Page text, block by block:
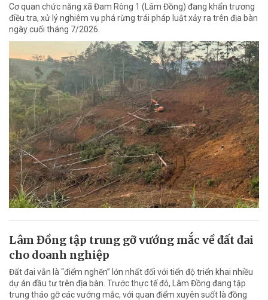
Cơ quan chức năng xã Đam Rông 1 (Lâm Đồng) đang khẩn trương
điều tra, xử lý nghiêm vụ phá rừng trái pháp luật xảy ra trên địa bàn
ngày cuối tháng 7/2026.
Lâm Đồng tập trung gỡ vướng mắc về đất đai
cho doanh nghiệp
Đất đai vẫn là “điểm nghẽn” lớn nhất đối với tiến độ triển khai nhiều
dự án đầu tư trên địa bàn. Trước thực tế đó, Lâm Đồng đang tập
trung tháo gỡ các vướng mắc, với quan điểm xuyên suốt là đồng